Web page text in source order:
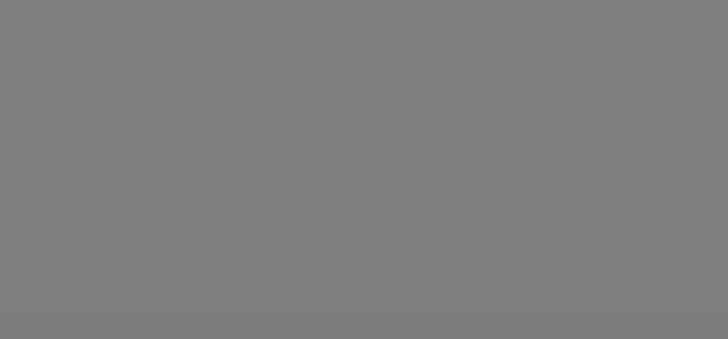
mit
und